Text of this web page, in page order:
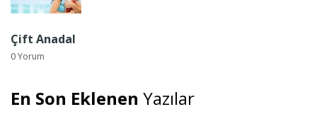
Çift Anadal
0 Yorum
En Son Eklenen Yazılar